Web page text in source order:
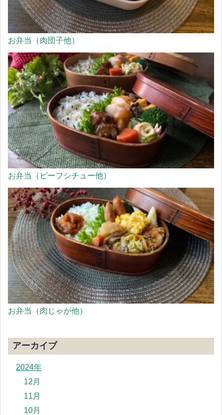
お弁当（肉団子他）
お弁当（ビーフシチュー他）
お弁当（肉じゃが他）
アーカイブ
2024年
12月
11月
10月